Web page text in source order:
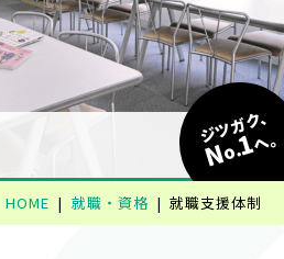
ジツガク、
No.1へ
HOME 就職・資格 就職支援体制